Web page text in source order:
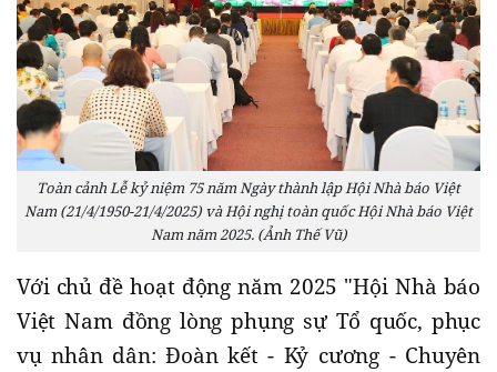
Toàn cảnh Lễ kỷ niệm 75 năm Ngày thành lập Hội Nhà báo Việt
Nam (21/4/1950-21/4/2025) và Hội nghị toàn quốc Hội Nhà báo Việt
Nam năm 2025. (Ảnh Thế Vũ)
Với chủ đề hoạt động năm 2025 "Hội Nhà báo
Việt Nam đồng lòng phụng sự Tổ quốc, phục
vụ nhân dân: Đoàn kết - Kỷ cương - Chuyên